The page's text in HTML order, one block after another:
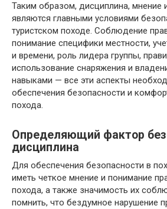
Таким образом, дисциплина, мнение
являются главными условиями
туристском походе. Соблюдение
понимание специфики местности,
и времени, роль лидера группы,
использование снаряжения и
навыками — все эти аспекты
обеспечения безопасности и
похода.
Определяющий фактор
дисциплина
Для обеспечения безопасности в
иметь четкое мнение и понимание
похода, а также значимость их
помнить, что бездумное нарушение